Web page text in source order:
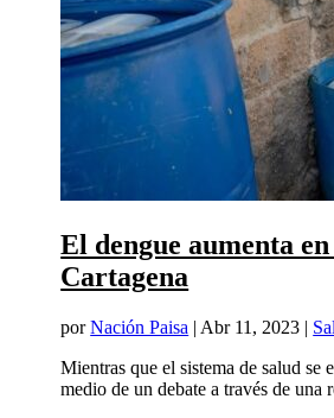
El dengue aumenta
Cartagena
porNación Paisa | Abr 11, 2023 |
Mientras que el sistema de salud se
medio de un debate a través de una